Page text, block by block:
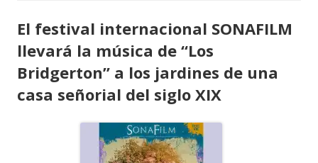
El festival internacional SONAFILM
llevará la música de “Los
Bridgerton” a los jardines de una
casa señorial del siglo XIX